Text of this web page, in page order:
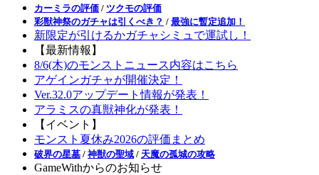
カーミラの評価 / ツクモの評価
彩獣神祭のガチャは引くべき？ / 最強に暫定追加！
新限定が引けるかガチャシミュで運試し！
【最新情報】
8/6(木)のモンストニュース内容はこちら
アゲインガチャが開催決定！
Ver.32.0アップデート情報が発表！
アラミスの真獣神化が発表！
【イベント】
モンスト夏休み2026の評価まとめ
破界の星墓 / 神獣の聖域 / 天魔の孤城の攻略
GameWithからのお知らせ